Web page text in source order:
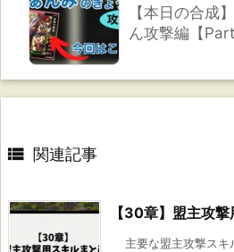
【本日の合成
ん攻撃編【
 関連記事
【30章】盟主攻
主要な盟主攻撃スキ